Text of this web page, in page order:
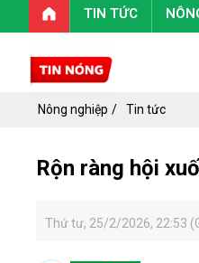
TIN TỨC
Nông nghiệp Tin tức
Rộn ràng hội
Thứ tư, 25/2/2026, 22:53